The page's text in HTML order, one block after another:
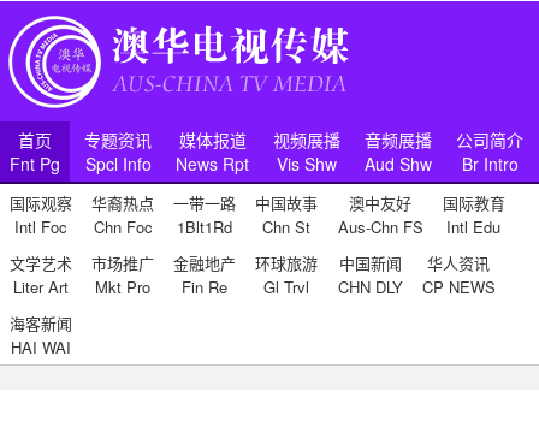
首页
Fnt Pg
专题资讯
Spcl Info
媒体报道
News Rpt
视频展播
Vis Shw
音频展播
Aud Shw
公司简介
Br Intro
国际观察
Intl Foc
华裔热点
Chn Foc
一带一路
1Blt1Rd
中国故事
Chn St
澳中友好
Aus-Chn FS
国际教育
Intl Edu
文学艺术
Liter Art
市场推广
Mkt Pro
金融地产
Fin Re
环球旅游
Gl Trvl
中国新闻
CHN DLY
华人资讯
CP NEWS
海客新闻
HAI WAI